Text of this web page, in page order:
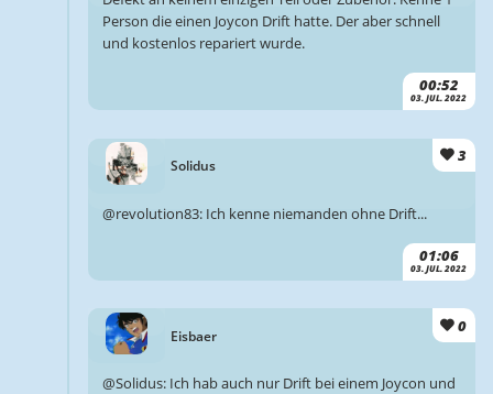
00:52
03. JUL. 2022
Person die einen Joycon Drift hatte. Der aber schnell
und kostenlos repariert wurde.
Solidus
3
01:06
03. JUL. 2022
@revolution83: Ich kenne niemanden ohne Drift...
Eisbaer
0
@Solidus: Ich hab auch nur Drift bei einem Joycon und